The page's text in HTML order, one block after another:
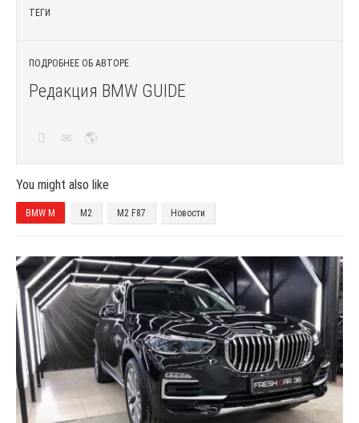
ТЕГИ
ПОДРОБНЕЕ ОБ АВТОРЕ
Редакция BMW GUIDE
You might also like
BMW M M2 M2 F87 Новости